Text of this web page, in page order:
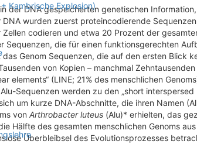
Kambrische Explosion)
der DNA gespeicherten genetischen
wurden zuerst proteincodierende
codieren und etwa 20 Prozent der
Sequenzen, die für einen funktionsgerechten
Genom Sequenzen, die auf den ersten Blick
von Kopien – manchmal
elements“ (LINE; 21% des menschlichen
Sequenzen werden zu den „short interspersed
um kurze DNA-Abschnitte, die ihren Namen
von Arthrobacter luteus (Alu)* erhielten, das
Hälfte des gesamten menschlichen Genoms
Überbleibsel des Evolutionsprozesses